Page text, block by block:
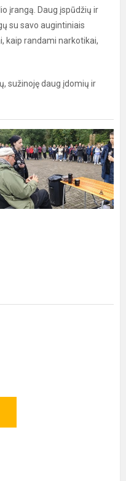
įrangą. Daug įspūdžių ir
su savo augintiniais
kaip randami narkotikai,
sužinoję daug įdomių ir